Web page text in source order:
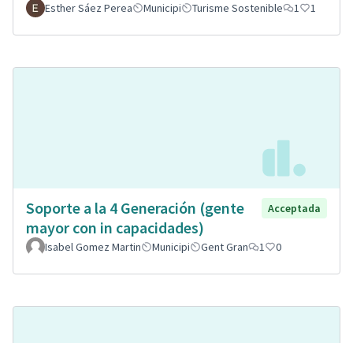
Esther Sáez Perea
Municipi Turisme Sostenible 1 1
Soporte a la 4 Generación (gente
mayor con in capacidades)
Acceptada
Isabel Gomez Martin Municipi Gent Gran 1 0